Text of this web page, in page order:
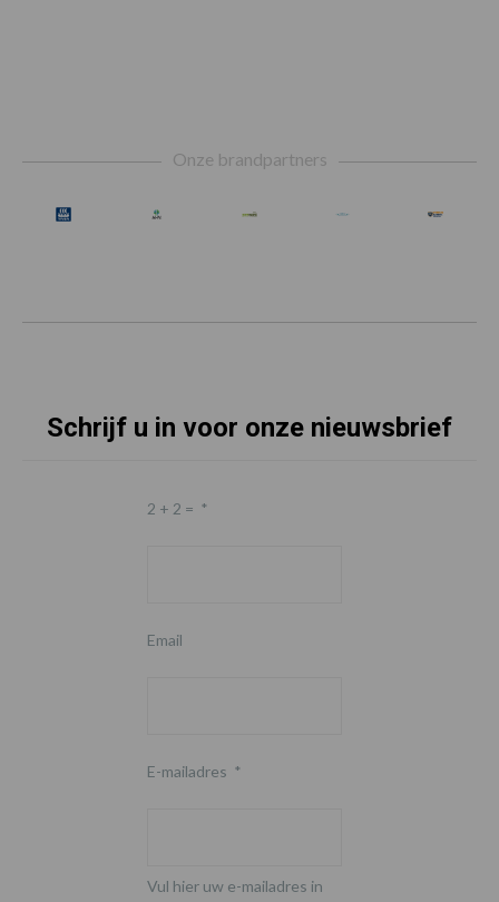
Onze brandpartners
Schrijf u in voor onze nieuwsbrief
2 + 2 = *
Email
E-mailadres *
Vul hier uw e-mailadres in